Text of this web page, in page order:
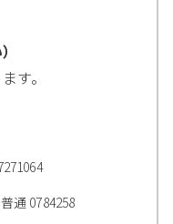
す。
通 0784258